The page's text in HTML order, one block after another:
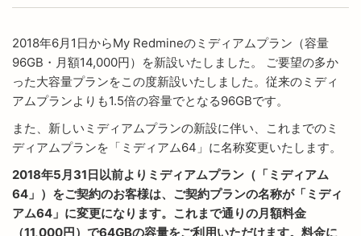
2018年6月1日からMy Redmineのミディアムプラン（容量
96GB・月額14,000円）を新設いたしました。 ご要望の多か
った大容量プランをこの度新設いたしました。従来のミディ
アムプランよりも1.5倍の容量でとなる96GBです。
また、新しいミディアムプランの新設に伴い、これまでのミ
ディアムプランを「ミディアム64」に名称変更いたします。
2018年5月31日以前よりミディアムプラン（「ミディアム
64」）をご契約のお客様は、ご契約プランの名称が「ミディ
アム64」に変更になります。これまで通りの月額料金
（11,000円）で64GBの容量をご利用いただけます。料金に